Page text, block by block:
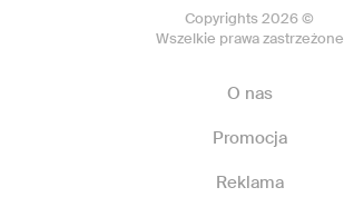
Copyrights 2026 ©
Wszelkie prawa zastrzeżone
O nas
Promocja
Reklama